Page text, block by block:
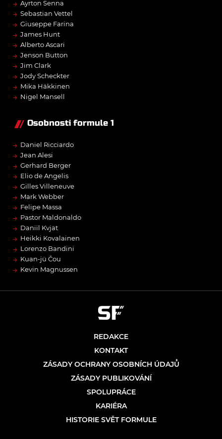
→ Ayrton Senna
→ Sebastian Vettel
→ Giuseppe Farina
→ James Hunt
→ Alberto Ascari
→ Jenson Button
→ Jim Clark
→ Jody Scheckter
→ Mika Häkkinen
→ Nigel Mansell
Osobnosti formule 1
→ Daniel Ricciardo
→ Jean Alesi
→ Gerhard Berger
→ Elio de Angelis
→ Gilles Villeneuve
→ Mark Webber
→ Felipe Massa
→ Pastor Maldonaldo
→ Daniil Kvjat
→ Heikki Kovalainen
→ Lorenzo Bandini
→ Kuan-jü Čou
→ Kevin Magnussen
REDAKCE
KONTAKT
ZÁSADY OCHRANY OSOBNÍCH ÚDAJŮ
ZÁSADY PUBLIKOVÁNÍ
SPOLUPRÁCE
KARIÉRA
HISTORIE SVĚT FORMULE